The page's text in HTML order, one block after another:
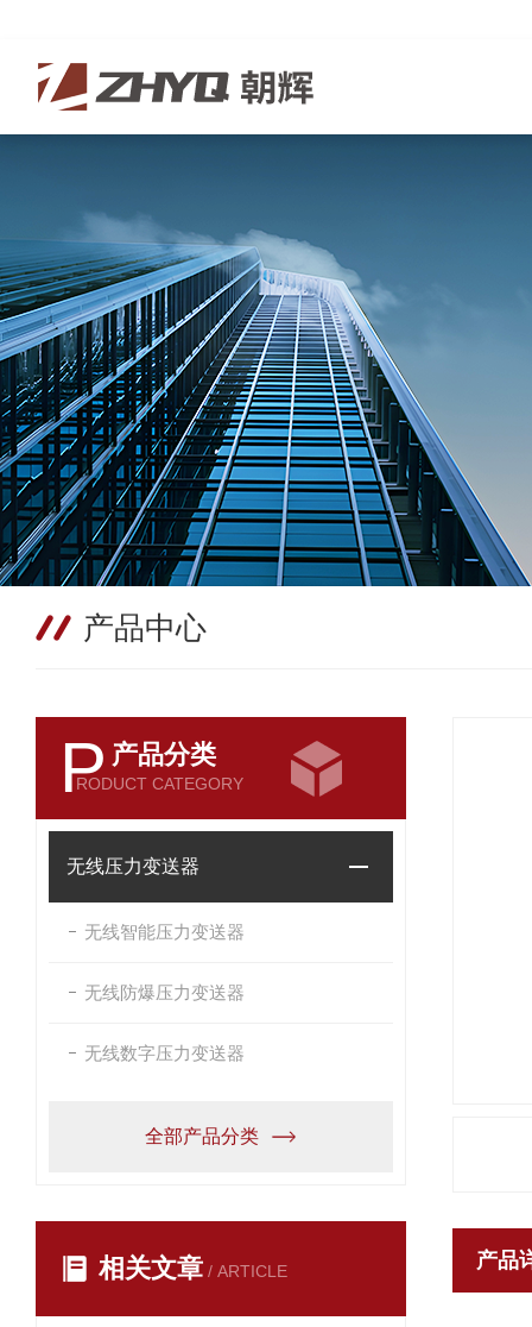
产品中心
P 产品分类
RODUCT CATEGORY
无线压力变送器
无线智能压力变送器
无线防爆压力变送器
无线数字压力变送器
全部产品分类
相关文章 / ARTICLE 产品